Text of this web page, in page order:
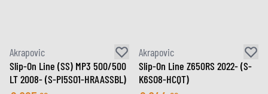
Akrapovic
Slip-On Line (SS) MP3 500/500
LT 2008- (S-PI5SO1-HRAASSBL)
Akrapovic
Slip-On Line Z650RS 2022- (S-
K6SO8-HCQT)